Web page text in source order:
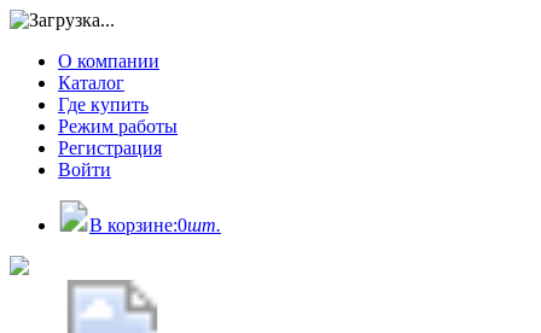
О компании
Каталог
Где купить
Режим работы
Регистрация
Войти
В корзине:0шт.